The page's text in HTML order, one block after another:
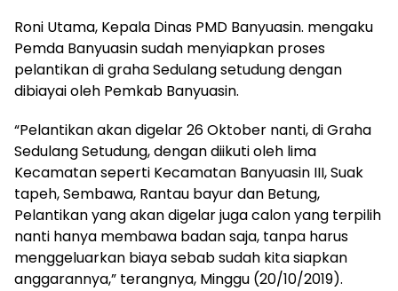
Roni Utama, Kepala Dinas PMD Banyuasin. mengaku
Pemda Banyuasin sudah menyiapkan proses
pelantikan di graha Sedulang setudung dengan
dibiayai oleh Pemkab Banyuasin.
“Pelantikan akan digelar 26 Oktober nanti, di Graha
Sedulang Setudung, dengan diikuti oleh lima
Kecamatan seperti Kecamatan Banyuasin III, Suak
tapeh, Sembawa, Rantau bayur dan Betung,
Pelantikan yang akan digelar juga calon yang terpilih
nanti hanya membawa badan saja, tanpa harus
menggeluarkan biaya sebab sudah kita siapkan
anggarannya,” terangnya, Minggu (20/10/2019).